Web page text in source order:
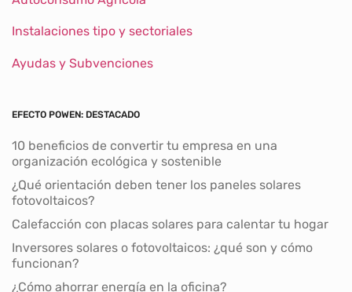
Instalaciones tipo y sectoriales
Ayudas y Subvenciones
EFECTO POWEN: DESTACADO
10 beneficios de convertir tu empresa en una
organización ecológica y sostenible
¿Qué orientación deben tener los paneles solares
fotovoltaicos?
Calefacción con placas solares para calentar tu hogar
Inversores solares o fotovoltaicos: ¿qué son y cómo
funcionan?
¿Cómo ahorrar energía en la oficina?